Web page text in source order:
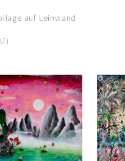
auf Leinwand